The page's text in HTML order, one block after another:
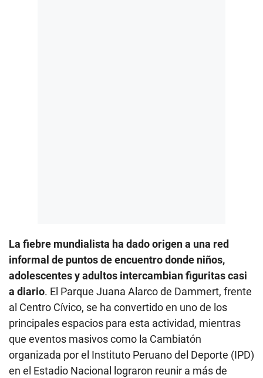
La fiebre mundialista ha dado origen a una red
informal de puntos de encuentro donde niños,
adolescentes y adultos intercambian figuritas casi
a diario. El Parque Juana Alarco de Dammert, frente
al Centro Cívico, se ha convertido en uno de los
principales espacios para esta actividad, mientras
que eventos masivos como la Cambiatón
organizada por el Instituto Peruano del Deporte (IPD)
en el Estadio Nacional lograron reunir a más de